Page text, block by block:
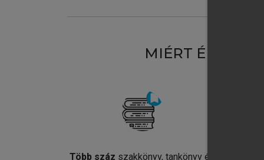
MIÉRT
Több száz szakkönyv, tankönyv és